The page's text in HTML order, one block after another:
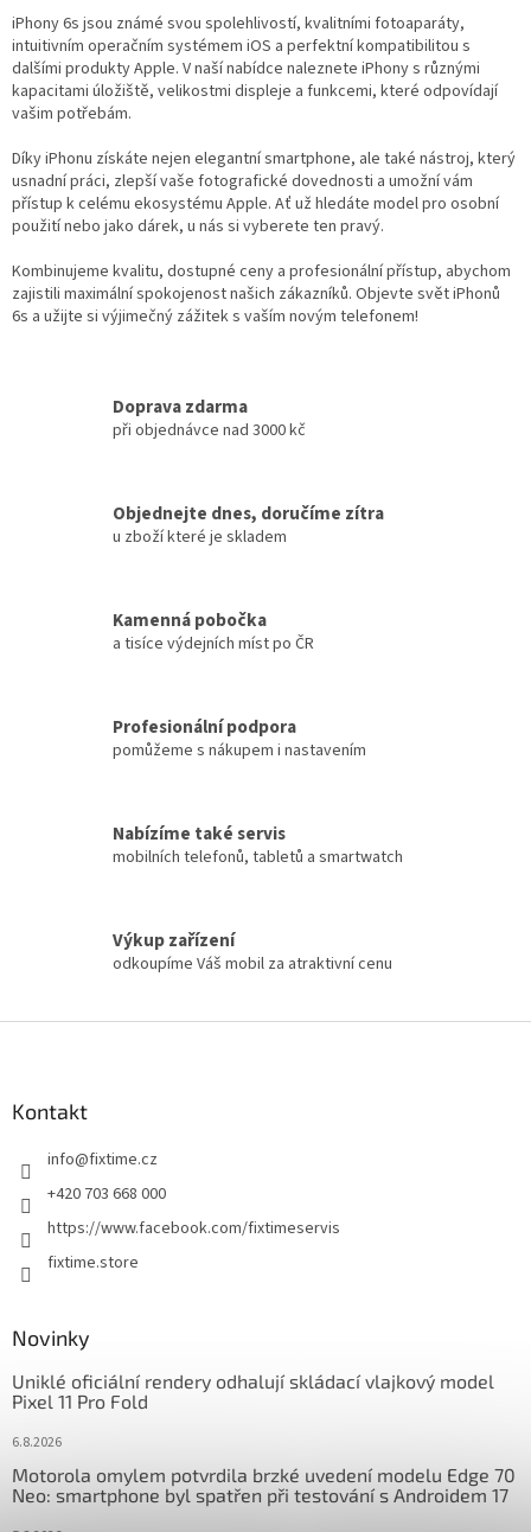
p
r
v
k
ý
p
i
s
iPhony 6s jsou známé svou spolehlivostí, kvalitními fotoaparáty,
intuitivním operačním systémem iOS a perfektní kompatibilitou s
dalšími produkty Apple. V naší nabídce naleznete iPhony s různými
kapacitami úložiště, velikostmi displeje a funkcemi, které odpovídají
vašim potřebám.
Díky iPhonu získáte nejen elegantní smartphone, ale také nástroj, který
usnadní práci, zlepší vaše fotografické dovednosti a umožní vám
přístup k celému ekosystému Apple. Ať už hledáte model pro osobní
použití nebo jako dárek, u nás si vyberete ten pravý.
Kombinujeme kvalitu, dostupné ceny a profesionální přístup, abychom
zajistili maximální spokojenost našich zákazníků. Objevte svět iPhonů
6s a užijte si výjimečný zážitek s vaším novým telefonem!
Doprava zdarma
při objednávce nad 3000 kč
Objednejte dnes, doručíme zítra
u zboží které je skladem
Kamenná pobočka
a tisíce výdejních míst po ČR
Profesionální podpora
pomůžeme s nákupem i nastavením
Nabízíme také servis
mobilních telefonů, tabletů a smartwatch
Výkup zařízení
odkoupíme Váš mobil za atraktivní cenu
Kontakt
info@fixtime.cz
+420 703 668 000
https://www.facebook.com/fixtimeservis
fixtime.store
Novinky
Uniklé oficiální rendery odhalují skládací vlajkový model
Pixel 11 Pro Fold
6.8.2026
Motorola omylem potvrdila brzké uvedení modelu Edge 70
Neo: smartphone byl spatřen při testování s Androidem 17